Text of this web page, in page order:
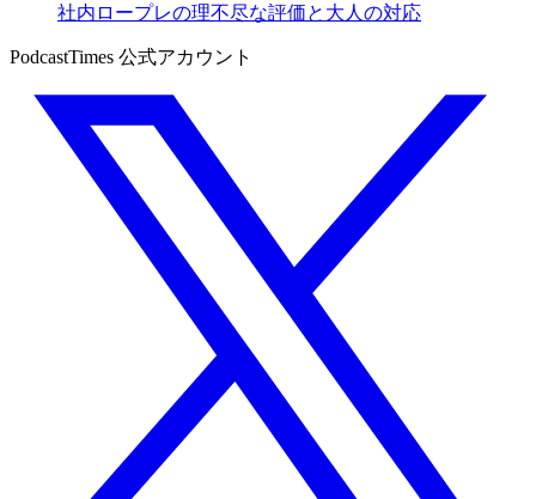
社内ロープレの理不尽な評価と大人の対応
PodcastTimes 公式アカウント